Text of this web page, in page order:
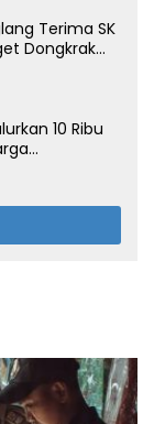
Terima SK
Dongkrak
10 Ribu